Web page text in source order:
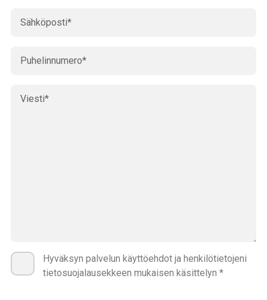
Hyväksyn palvelun käyttöehdot ja henkilötietojeni
tietosuojalausekkeen mukaisen käsittelyn *